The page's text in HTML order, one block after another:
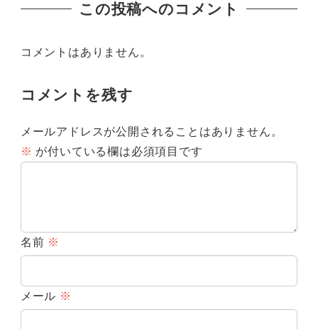
この投稿へのコメント
コメントはありません。
コメントを残す
メールアドレスが公開されることはありません。
※ が付いている欄は必須項目です
名前 ※
メール ※